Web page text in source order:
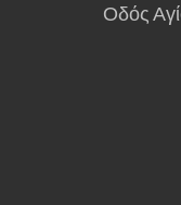
Οδός